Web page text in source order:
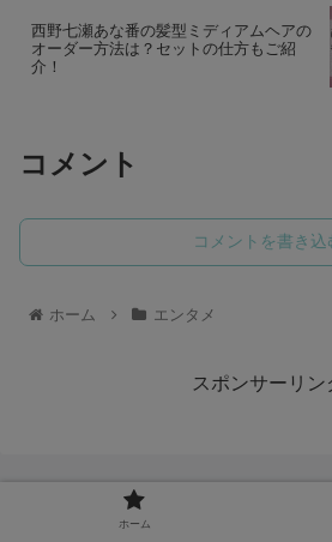
西野七瀬あな番の髪型ミディアムヘアの
オーダー方法は？セットの仕方もご紹
介！
コメント
コメントを書き込
ホーム エンタメ
スポンサーリン
ホーム